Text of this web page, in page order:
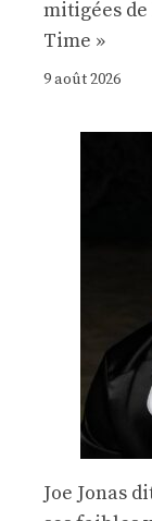
mitigées
Time »
9 août 2026
Joe Jonas